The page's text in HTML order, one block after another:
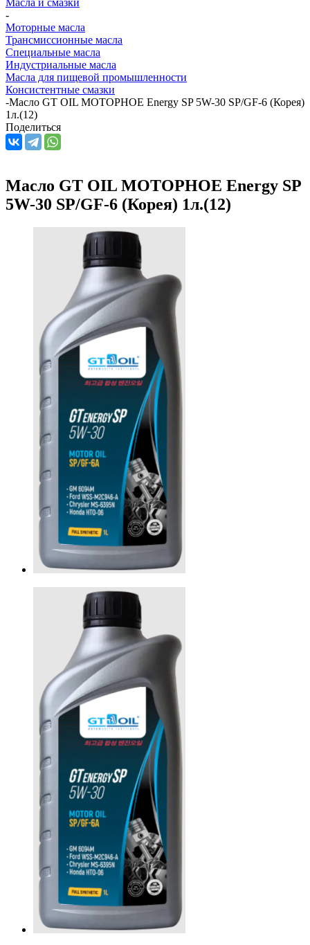
-
Моторные масла
Трансмиссионные масла
Специальные масла
Индустриальные масла
Масла для пищевой промышленности
Консистентные смазки
-Масло GT OIL МОТОРНОЕ Energy SP 5W-30 SP/GF-6 (Корея)
1л.(12)
Поделиться
Масло GT OIL МОТОРНОЕ Energy SP
5W-30 SP/GF-6 (Корея) 1л.(12)